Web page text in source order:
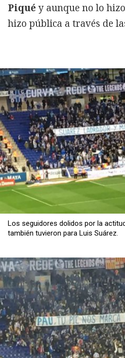
Piqué y aunque no lo
hizo pública a través de
Los seguidores dolidos por la
también tuvieron para Luis Suárez.